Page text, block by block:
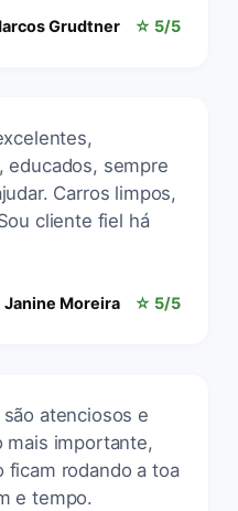
Grudtner ☆ 5/5
educados, sempre
Carros limpos,
cliente fiel há
Janine Moreira ☆ 5/5
atenciosos e
mais importante,
ficam rodando a toa
e tempo.